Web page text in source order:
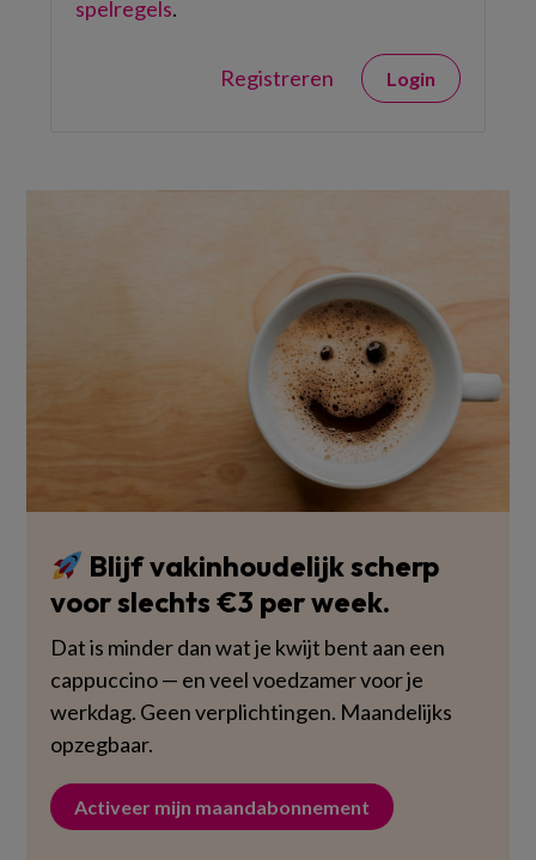
spelregels.
Registreren Login
Blijf vakinhoudelijk scherp
voor slechts €3 per week.
Dat is minder dan wat je kwijt bent aan een
cappuccino — en veel voedzamer voor je
werkdag. Geen verplichtingen. Maandelijks
opzegbaar.
Activeer mijn maandabonnement